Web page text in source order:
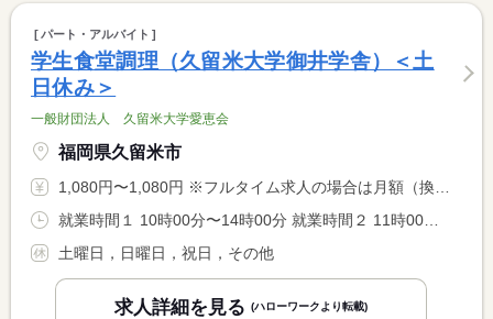
パート・アルバイト
学生食堂調理（久留米大学御井学舎）＜土
日休み＞
一般財団法人 久留米大学愛恵会
福岡県久留米市
1,080円〜1,080円 ※フルタイム求人の場合は月額（換算額）、パート求人の場合は時間額を表示しています。
土曜日，日曜日，祝日，その他
求人詳細を見る (ハローワークより転載)